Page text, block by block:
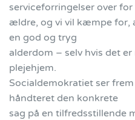
serviceforringelser over for
ældre, og vi vil kæmpe for,
en god og tryg
alderdom – selv hvis det
plejehjem.
Socialdemokratiet ser
håndteret den konkrete
sag på en tilfredsstillende